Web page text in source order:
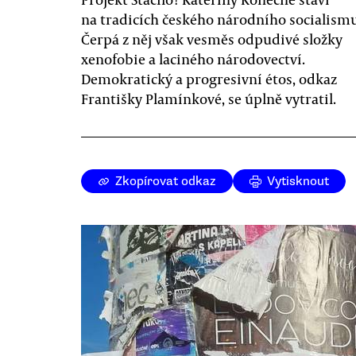
na tradicích českého národního
Čerpá z něj však vesměs odpudivé složky
xenofobie a laciného národovectví.
Demokratický a progresivní étos, odkaz
Františky Plamínkové, se úplně vytratil.
Zkopírovat odkaz Vytisknout